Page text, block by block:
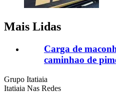
Mais Lidas
Carga de
caminhao de
Grupo Itatiaia
Itatiaia Nas Redes